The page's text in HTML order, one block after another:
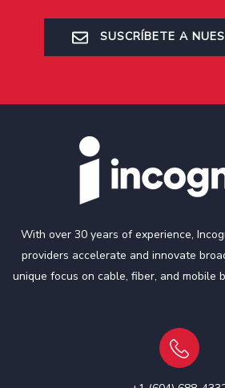
SUSCRÍBETE A
With over 30 years of experience,
providers accelerate and innovate
unique focus on cable, fiber, and mobile